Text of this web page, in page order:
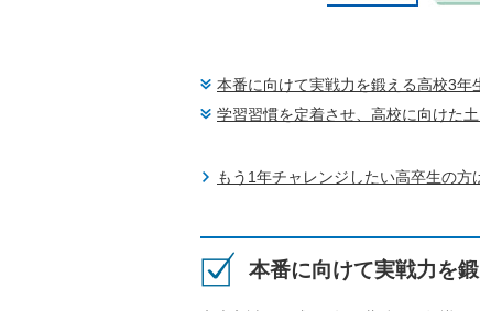
本番に向けて実戦力を鍛える高校3年
学習習慣を定着させ、高校に向けた
もう1年チャレンジしたい高卒生の方
本番に向けて実戦力を